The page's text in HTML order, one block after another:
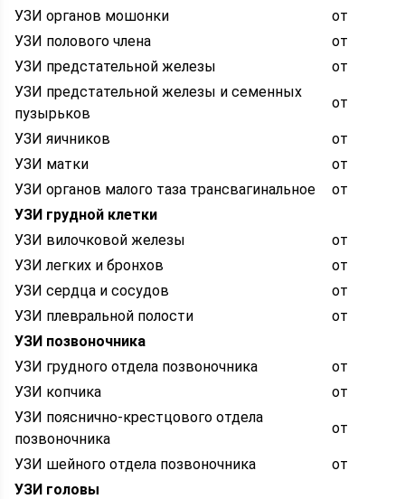
УЗИ органов мошонки
от
УЗИ полового члена
от
УЗИ предстательной железы
от
УЗИ предстательной железы и семенных
пузырьков
от
УЗИ яичников
от
УЗИ матки
от
УЗИ органов малого таза трансвагинальное
от
УЗИ грудной клетки
УЗИ вилочковой железы
от
УЗИ легких и бронхов
от
УЗИ сердца и сосудов
от
УЗИ плевральной полости
от
УЗИ позвоночника
УЗИ грудного отдела позвоночника
от
УЗИ копчика
от
УЗИ пояснично-крестцового отдела
позвоночника
от
УЗИ шейного отдела позвоночника
от
УЗИ головы